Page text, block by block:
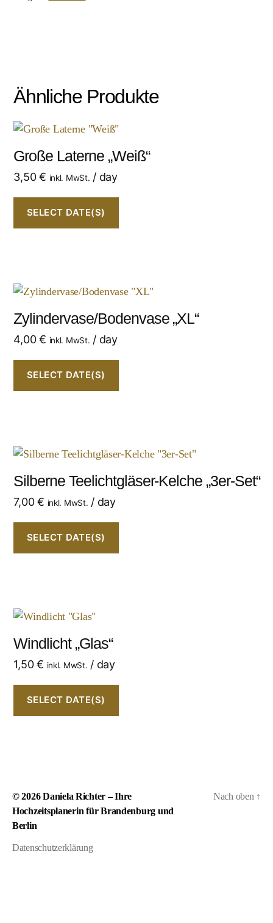
Ähnliche Produkte
Große Laterne „Weiß“
3,50€ inkl. MwSt. / day
SELECT DATE(S)
Zylindervase/Bodenvase „XL“
4,00€ inkl. MwSt. / day
SELECT DATE(S)
Silberne Teelichtgläser-Kelche „3er-Set“
7,00€ inkl. MwSt. / day
SELECT DATE(S)
Windlicht „Glas“
1,50€ inkl. MwSt. / day
SELECT DATE(S)
© 2026Daniela Richter – Ihre
Hochzeitsplanerin für Brandenburg und
Berlin
Datenschutzerklärung
Nach oben ↑